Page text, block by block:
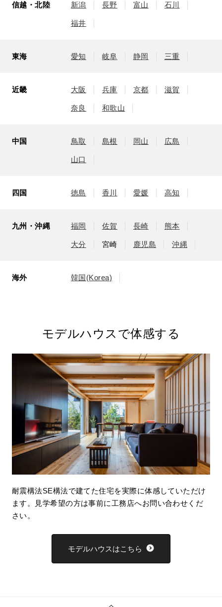
信越・北陸 新潟 長野 富山 石川
福井
東海 愛知 岐阜 静岡 三重
近畿 大阪 兵庫 京都 滋賀
奈良 和歌山
中国 鳥取 島根 岡山 広島
山口
四国 徳島 香川 愛媛 高知
九州・沖縄 福岡 佐賀 長崎 熊本
大分 宮崎 鹿児島 沖縄
海外 韓国(Korea)
モデルハウスで体感する
耐震構法SE構法で建てた住宅を実際に体感していただけ
ます。見学希望の方は事前に工務店へお問い合わせくだ
さい。
モデルハウスはこちら